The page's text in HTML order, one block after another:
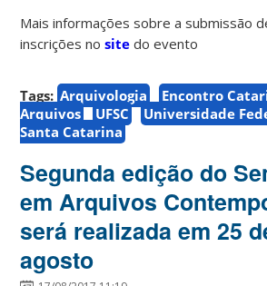
Mais informações sobre a submissão
inscrições nosite do evento
Tags: Arquivologia
Encontro
Arquivos
UFSC
Universidade
Santa Catarina
Segunda edição do
em Arquivos
será realizada em 25
agosto